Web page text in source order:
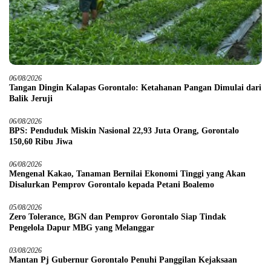
06/08/2026
Tangan Dingin Kalapas Gorontalo: Ketahanan Pangan Dimulai dari
Balik Jeruji
06/08/2026
BPS: Penduduk Miskin Nasional 22,93 Juta Orang, Gorontalo
150,60 Ribu Jiwa
06/08/2026
Mengenal Kakao, Tanaman Bernilai Ekonomi Tinggi yang Akan
Disalurkan Pemprov Gorontalo kepada Petani Boalemo
05/08/2026
Zero Tolerance, BGN dan Pemprov Gorontalo Siap Tindak
Pengelola Dapur MBG yang Melanggar
03/08/2026
Mantan Pj Gubernur Gorontalo Penuhi Panggilan Kejaksaan